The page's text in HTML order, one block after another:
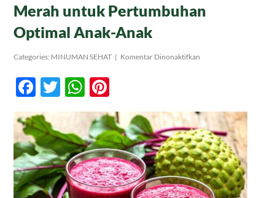
Tentang Kami
Produk
Kontak
Merah untuk Pertumbuhan
Optimal Anak-Anak
Categories: MINUMAN SEHAT | Komentar Dinonaktifkan
Pertumbuhan
Optimal
Anak-
Anak
Facebook
TwitterWhatsApp